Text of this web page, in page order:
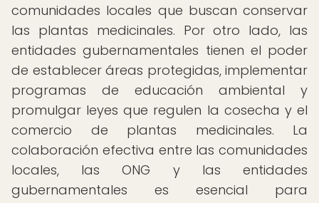
comunidades locales que buscan conservar
las plantas medicinales. Por otro lado, las
entidades gubernamentales tienen el poder
de establecer áreas protegidas, implementar
programas de educación ambiental y
promulgar leyes que regulen la cosecha y el
comercio de plantas medicinales. La
colaboración efectiva entre las comunidades
locales, las ONG y las entidades
gubernamentales es esencial para